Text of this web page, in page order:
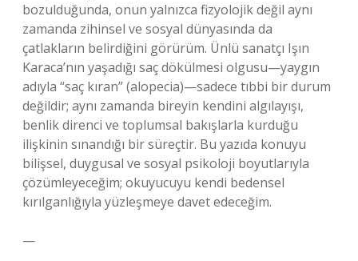
bozulduğunda, onun yalnızca fizyolojik değil aynı
zamanda zihinsel ve sosyal dünyasında da
çatlakların belirdiğini görürüm. Ünlü sanatçı Işın
Karaca’nın yaşadığı saç dökülmesi olgusu—yaygın
adıyla “saç kıran” (alopecia)—sadece tıbbi bir durum
değildir; aynı zamanda bireyin kendini algılayışı,
benlik direnci ve toplumsal bakışlarla kurduğu
ilişkinin sınandığı bir süreçtir. Bu yazıda konuyu
bilişsel, duygusal ve sosyal psikoloji boyutlarıyla
çözümleyeceğim; okuyucuyu kendi bedensel
kırılganlığıyla yüzleşmeye davet edeceğim.
—